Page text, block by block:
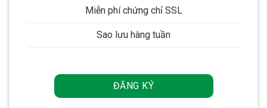
Miễn phí chứng chỉ SSL
Sao lưu hàng tuần
ĐĂNG KÝ